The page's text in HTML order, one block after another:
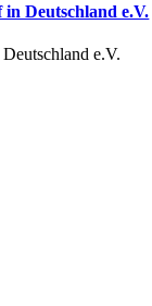
Deutschland e.V.
e.V.